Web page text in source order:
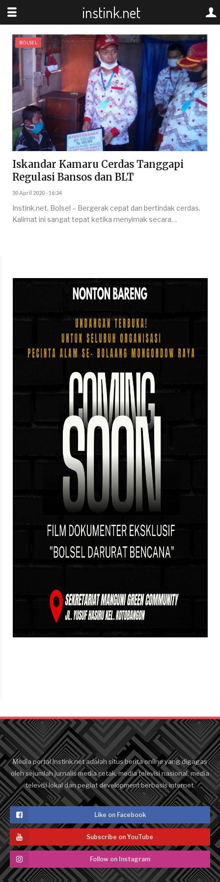
BOLSEL
Iskandar Kamaru Cerdas Tanggapi
Regulasi Bansos dan BLT
30 April 2020 - 16:24
Instink.net, Bolsel – Bergerak cepat dan bertindak cerdas.
Kalimat ini sangat tepat ketika menyimak secara…
Media portal Instink.net adalah situs berita online yang digagas
oleh sejumlah jurnalis media cetak, media televisi nasional, media
televisi lokal dan pegiat development berbasis internet.
Like on Facebook
Subscribe on YouTube
Follow on Instagram
instink.net